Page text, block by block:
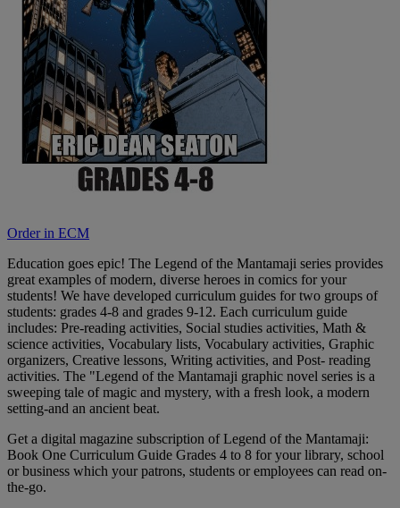
Order in ECM
Education goes epic! The Legend of the Mantamaji series provides
great examples of modern, diverse heroes in comics for your
students! We have developed curriculum guides for two groups of
students: grades 4-8 and grades 9-12. Each curriculum guide
includes: Pre-reading activities, Social studies activities, Math &
science activities, Vocabulary lists, Vocabulary activities, Graphic
organizers, Creative lessons, Writing activities, and Post- reading
activities. The "Legend of the Mantamaji graphic novel series is a
sweeping tale of magic and mystery, with a fresh look, a modern
setting-and an ancient beat.
Get a digital magazine subscription of Legend of the Mantamaji:
Book One Curriculum Guide Grades 4 to 8 for your library, school
or business which your patrons, students or employees can read on-
the-go.